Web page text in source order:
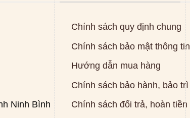
Ninh Bình
Chính sách quy định chung
Chính sách bảo mật thông tin
Hướng dẫn mua hàng
Chính sách bảo hành, bảo trì
Chính sách đổi trả, hoàn tiền